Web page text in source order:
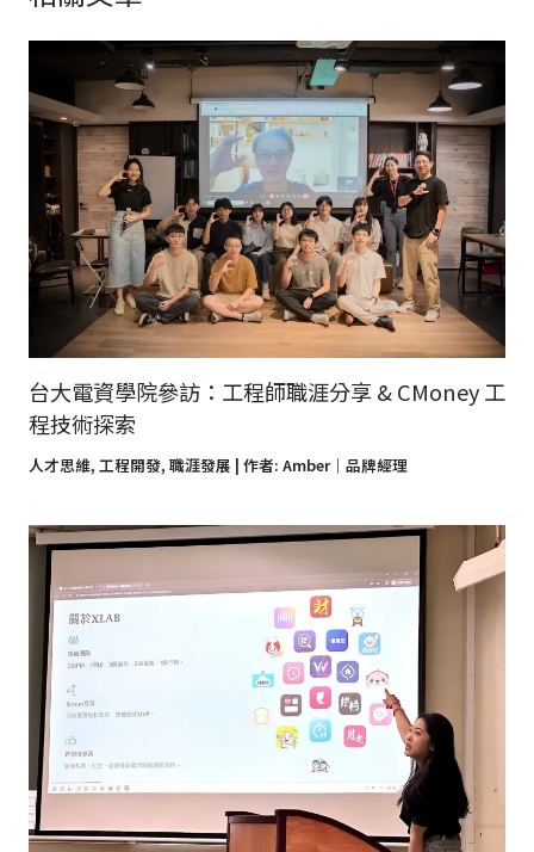
台大電資學院參訪：工程師職涯分享 & CMoney 工
程技術探索
人才思維, 工程開發, 職涯發展 | 作者: Amber｜品牌經理